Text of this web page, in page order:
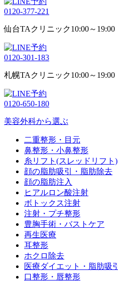
0120-377-221
仙台TAクリニック10:00～19:00
0120-301-183
札幌TAクリニック10:00～19:00
0120-650-180
美容外科から選ぶ
二重整形・目元
鼻整形・小鼻整形
糸リフト(スレッドリフト)
顔の脂肪吸引・脂肪除去
顔の脂肪注入
ヒアルロン酸注射
ボトックス注射
注射・プチ整形
豊胸手術・バストケア
再生医療
耳整形
ホクロ除去
医療ダイエット・脂肪吸引
口整形・唇整形